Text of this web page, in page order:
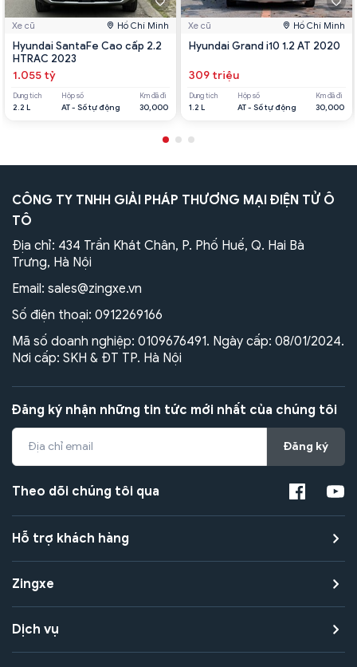
Xe cũ Hồ Chí Minh
Hyundai SantaFe Cao cấp 2.2
HTRAC 2023
1.055 tỷ
Dung tích
2.2 L
Hộp số
AT - Số tự động
Km đã đi
30,000
Xe cũ Hồ Chí Minh
Hyundai Grand i10 1.2 AT 2020
309 triệu
Dung tích
1.2 L
Hộp số
AT - Số tự động
Km đã đi
30,000
CÔNG TY TNHH GIẢI PHÁP THƯƠNG MẠI ĐIỆN TỬ Ô
TÔ
Địa chỉ: 434 Trần Khát Chân, P. Phố Huế, Q. Hai Bà
Trưng, Hà Nội
Email: sales@zingxe.vn
Số điện thoại: 0912269166
Mã số doanh nghiệp: 0109676491. Ngày cấp: 08/01/2024.
Nơi cấp: SKH & ĐT TP. Hà Nội
Đăng ký nhận những tin tức mới nhất của chúng tôi
Đăng ký
Theo dõi chúng tôi qua
Hỗ trợ khách hàng
Zingxe
Dịch vụ